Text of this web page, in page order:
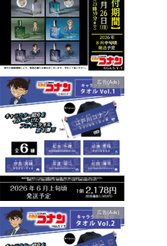
広告(Ads)
広告(Ads)